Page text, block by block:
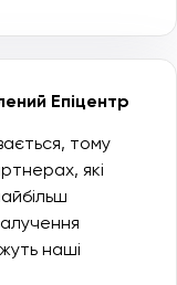
Епіцентр
тому
які
наші